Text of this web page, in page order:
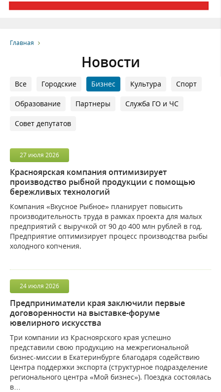
Главная
Новости
Все Городские Бизнес Культура Спорт
Образование Партнеры Служба ГО и ЧС
Совет депутатов
27 июля 2026
Красноярская компания оптимизирует
производство рыбной продукции с помощью
бережливых технологий
Компания «Вкусное Рыбное» планирует повысить
производительность труда в рамках проекта для малых
предприятий с выручкой от 90 до 400 млн рублей в год.
Предприятие оптимизирует процесс производства рыбы
холодного копчения.
24 июля 2026
Предприниматели края заключили первые
договоренности на выставке-форуме
ювелирного искусства
Три компании из Красноярского края успешно
представили свою продукцию на межрегиональной
бизнес-миссии в Екатеринбурге благодаря содействию
Центра поддержки экспорта (структурное подразделение
регионального центра «Мой бизнес»). Поездка состоялась
в…